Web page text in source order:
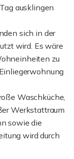
ausklingen
sich in der
wird. Es wäre
zu
Waschküche,
Werkstattraum
sowie die
wird durch